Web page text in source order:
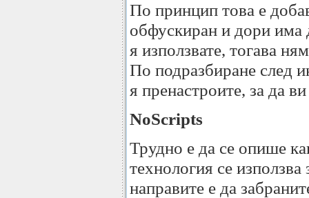
По принцип това е
обфускиран и дори има
я използвате, тогава
По подразбиране след
я пренастроите, за да
NoScripts
Трудно е да се опише
технология се
направите е да